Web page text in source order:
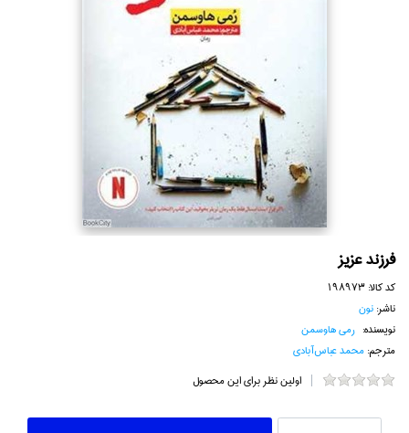
فرزند عزيز
کد کالا:198973
ناشر:نون
نویسنده: رمي هاوسمن
مترجم:محمد عباس‌آبادي
اولین نظر برای این محصول